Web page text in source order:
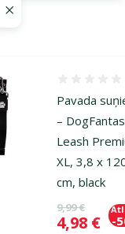
Pavada
–
Leash
XL, 3,8 x
cm, black
Oriģinālā
9,99 €
Cena
4,98 € -